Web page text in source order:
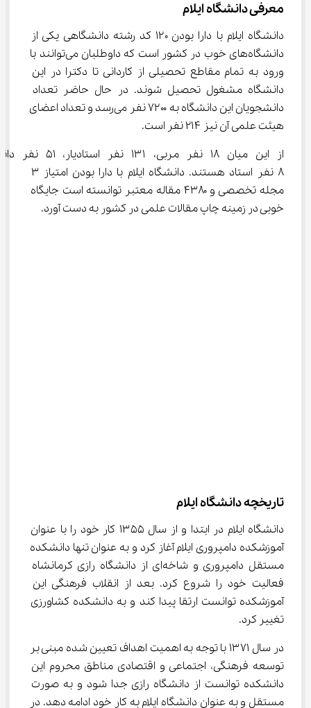
معرفی دانشگاه ایلام
دانشگاه ایلام با دارا بودن ۱۲۰ کد رشته دانشگاهی یکی از
دانشگاه‌های خوب در کشور است که داوطلبان می‌توانند با
ورود به تمام مقاطع تحصیلی از کاردانی تا دکترا در این
دانشگاه مشغول تحصیل شوند. در حال حاضر تعداد
دانشجویان این دانشگاه به ۷۲۰۰ نفر می‌رسد و تعداد اعضای
هیئت علمی آن نیز ۲۱۴ نفر است.
از این میان ۱۸ نفر مربی، ۱۳۱
مجله تخصصی و ۴۳۸۰ مقاله معتبر توانسته است جایگاه
خوبی در زمینه چاپ مقالات علمی در کشور به دست آورد.
تاریخچه دانشگاه ایلام
دانشگاه ایلام در ابتدا و از سال ۱۳۵۵ کار خود را با عنوان
آموزشکده دامپروری ایلام آغاز کرد و به عنوان تنها دانشکده
مستقل دامپروری و شاخه‌ای از دانشگاه رازی کرمانشاه
فعالیت خود را شروع کرد. بعد از انقلاب فرهنگی این
آموزشکده توانست ارتقا پیدا کند و به دانشکده کشاورزی
تغییر کرد.
در سال ۱۳۷۱ با توجه به اهمیت اهداف تعیین شده مبنی بر
توسعه فرهنگی، اجتماعی و اقتصادی مناطق محروم این
دانشکده توانست از دانشگاه رازی جدا شود و به صورت
مستقل و به عنوان دانشگاه ایلام به کار خود ادامه دهد. در